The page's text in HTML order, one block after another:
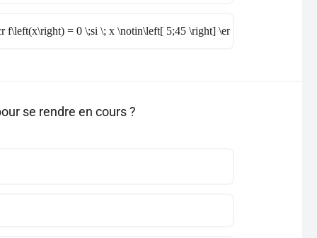
= 0 \;si \; x \notin\left[ 5;45 \right] \end{cases}
se rendre en cours ?